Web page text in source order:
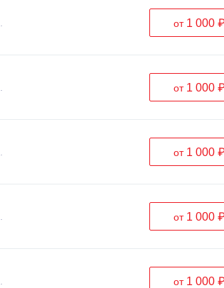
от 1 000
от 1 000
от 1 000
от 1 000
от 1 000